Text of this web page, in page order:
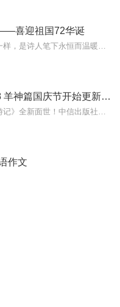
喜迎祖国72华诞
小猪屏蓬十二生肖神8 羊神篇国庆节开始更新啦！
作文